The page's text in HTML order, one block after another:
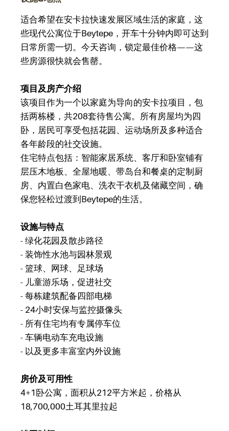
适合希望在安卡拉快速发展区域生活的家庭，这
些现代公寓位于Beytepe，开车十分钟内即可达到
日常所需一切。今天咨询，锁定最佳价格——这
些房源很快就会售罄。
项目及房产介绍
该项目作为一个以家庭为导向的安卡拉项目，包
括两栋楼，共208套待售公寓。所有房屋均为四
卧，居民可享受包括花园、运动场所及多种适合
各年龄段的社交设施。
住宅特点包括：智能家居系统、客厅和卧室铺有
层压木地板、全屋地暖、带岛台和餐桌的定制厨
房、内置白色家电、洗衣干衣机及储藏空间，确
保您轻松过渡到Beytepe的生活。
设施与特点
- 绿化花园及散步路径
- 装饰性水池与园林景观
- 篮球、网球、足球场
- 儿童游乐场，促进社交
- 每栋建筑配备四部电梯
- 24小时安保与监控摄像头
- 所有住宅均有专属停车位
- 车辆电动车充电设施
- 以及更多丰富室内外设施
房价及可用性
4+1卧公寓，面积从212平方米起，价格从
18,700,000土耳其里拉起